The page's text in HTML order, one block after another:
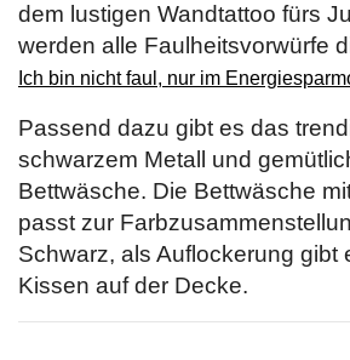
dem lustigen Wandtattoo fürs
werden alle Faulheitsvorwürfe
Ich bin nicht faul, nur im
Passend dazu gibt es das
schwarzem Metall und
Bettwäsche. Die Bettwäsche
passt zur
Schwarz, als Auflockerung gibt
Kissen auf der Decke.